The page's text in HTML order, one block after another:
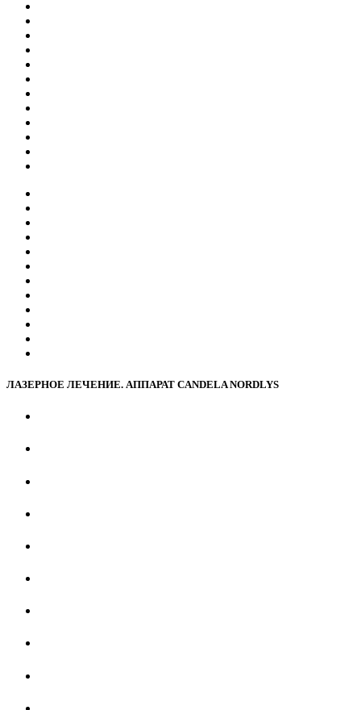
ЛАЗЕРНОЕ ЛЕЧЕНИЕ. АППАРАТ CANDELA NORDLYS